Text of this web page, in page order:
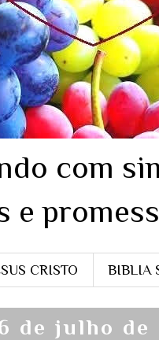
com
e
CRISTO BIBLIA
de julho de